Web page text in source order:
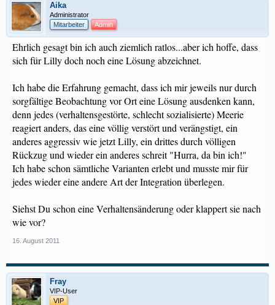
Aika
Administrator
Mitarbeiter
Admin
Ehrlich gesagt bin ich auch ziemlich ratlos...aber ich hoffe, dass
sich für Lilly doch noch eine Lösung abzeichnet.
Ich habe die Erfahrung gemacht, dass ich mir jeweils nur durch
sorgfältige Beobachtung vor Ort eine Lösung ausdenken kann,
denn jedes (verhaltensgestörte, schlecht sozialisierte) Meerie
reagiert anders, das eine völlig verstört und verängstigt, ein
anderes aggressiv wie jetzt Lilly, ein drittes durch völligen
Rückzug und wieder ein anderes schreit "Hurra, da bin ich!"
Ich habe schon sämtliche Varianten erlebt und musste mir für
jedes wieder eine andere Art der Integration überlegen.
Siehst Du schon eine Verhaltensänderung oder klappert sie nach
wie vor?
16. August 2011
Fray
VIP-User
VIP